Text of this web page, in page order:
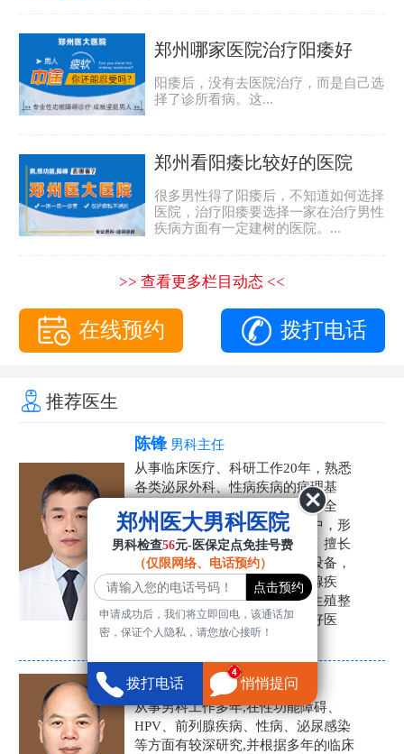
郑州哪家医院治疗阳痿好
阳痿后，没有去医院治疗，而是自己选
择了诊所看病。这...
郑州看阳痿比较好的医院
很多男性得了阳痿后，不知道如何选择
医院，治疗阳痿要选择一家在治疗男性
疾病方面有一定建树的医院。...
>> 查看更多栏目动态 <<
在线预约 拨打电话
推荐医生
陈锋 男科主任
从事临床医疗、科研工作20年，熟悉
各类泌尿外科、性病疾病的病理基
础，诊断治疗和临床操作，技术全
面。在男科疾病的诊断和诊疗中，形
成了一套独具特色的诊疗方案。擅长
运用国内外先进的医学技术和设备，
科学诊疗各类阳痿早泄、前列腺疾
病、射精障碍、性病、HPV、生殖整
形等疾病，是患者非常信赖的好医
生。
张营富
男科主任
从事男科工作多年,在性功能障碍、
HPV、前列腺疾病、性病、泌尿感染
等方面有较深研究,并根据多年的临床
郑州医大男科医院
男科检查56元-医保定点免挂号费
（仅限网络、电话预约）
申请成功后，我们将立即回电，该通话加
密，保证个人隐私，请您放心接听！
拨打电话 悄悄提问